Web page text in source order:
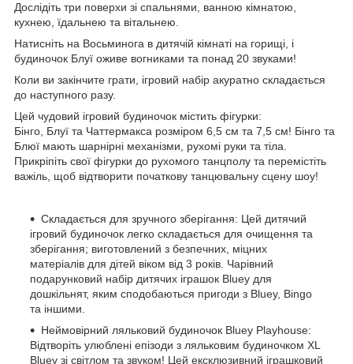
Дослідіть три поверхи зі спальнями, ванною кімнатою,
кухнею, їдальнею та вітальнею.
Натисніть на Восьминога в дитячій кімнаті на горищі, і
будиночок Блуї оживе вогниками та понад 20 звуками!
Коли ви закінчите грати, ігровий набір акуратно складається
до наступного разу.
Цей чудовий ігровий будиночок містить фігурки:
Бінго, Блуї та Чаттермакса розміром 6,5 см та 7,5 см! Бінго та
Блюї мають шарнірні механізми, рухомі руки та тіла.
Прикріпіть свої фігурки до рухомого танцполу та перемістіть
важіль, щоб відтворити початкову танцювальну сцену шоу!
Складається для зручного зберігання: Цей дитячий
ігровий будиночок легко складається для очищення та
зберігання; виготовлений з безпечних, міцних
матеріалів для дітей віком від 3 років. Чарівний
подарунковий набір дитячих іграшок Bluey для
дошкільнят, яким сподобаються пригоди з Bluey, Bingo
та іншими.
Неймовірний ляльковий будиночок Bluey Playhouse:
Відтворіть улюблені епізоди з ляльковим будиночком XL
Bluey зі світлом та звуком! Цей ексклюзивний іграшковий